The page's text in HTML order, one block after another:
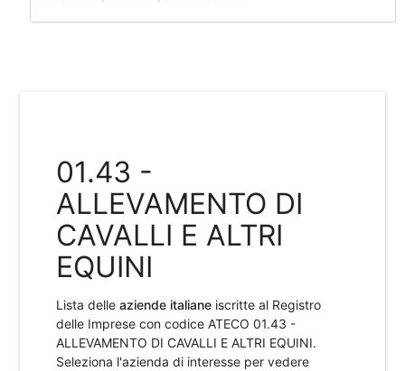
01.43 -
ALLEVAMENTO DI
CAVALLI E ALTRI
EQUINI
Lista delleaziende italiane iscritte al Registro
delle Imprese con codice ATECO01.43 -
ALLEVAMENTO DI CAVALLI E ALTRI EQUINI.
Seleziona l'azienda di interesse per vedere